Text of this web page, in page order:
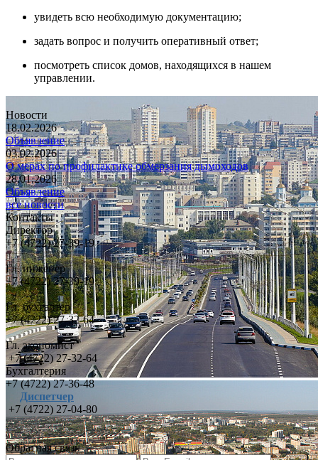
увидеть всю необходимую документацию;
задать вопрос и получить оперативный ответ;
посмотреть список домов, находящихся в нашем
управлении.
Новости
18.02.2026
Объявление
03.02.2026
О мерах по профилактике обмерзания дымоходов
28.01.2026
Объявление
все новости
Контакты
Директор
+7 (4722) 27-39-19
Гл. инженер
+7 (4722) 27-39-19
Гл. бухгалтер
+7 (4722) 27-32-64
Гл. экономист
+7 (4722) 27-32-64
Бухгалтерия
+7 (4722) 27-36-48
Диспетчер
+7 (4722) 27-04-80
Обратная связь